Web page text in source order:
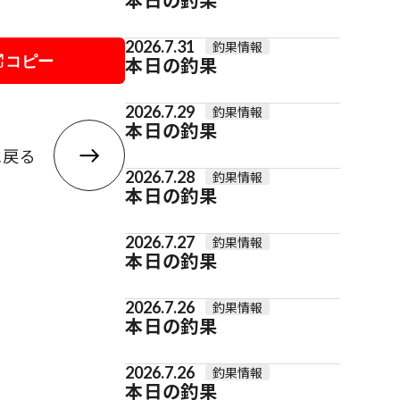
コピー
る
2026.7.31 釣果情報
本日の釣果
2026.7.29 釣果情報
本日の釣果
2026.7.28 釣果情報
本日の釣果
2026.7.27 釣果情報
本日の釣果
2026.7.26 釣果情報
本日の釣果
2026.7.26 釣果情報
本日の釣果